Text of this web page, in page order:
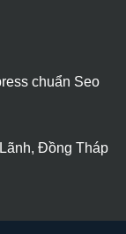
chuẩn Seo
Đồng Tháp